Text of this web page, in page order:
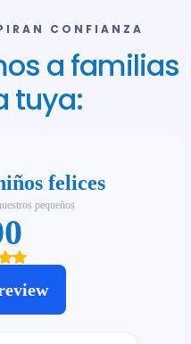
CONFIANZA
a familias
tuya: